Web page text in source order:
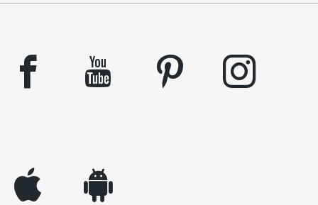
facebook youtube pinterest instagram
appleinc android